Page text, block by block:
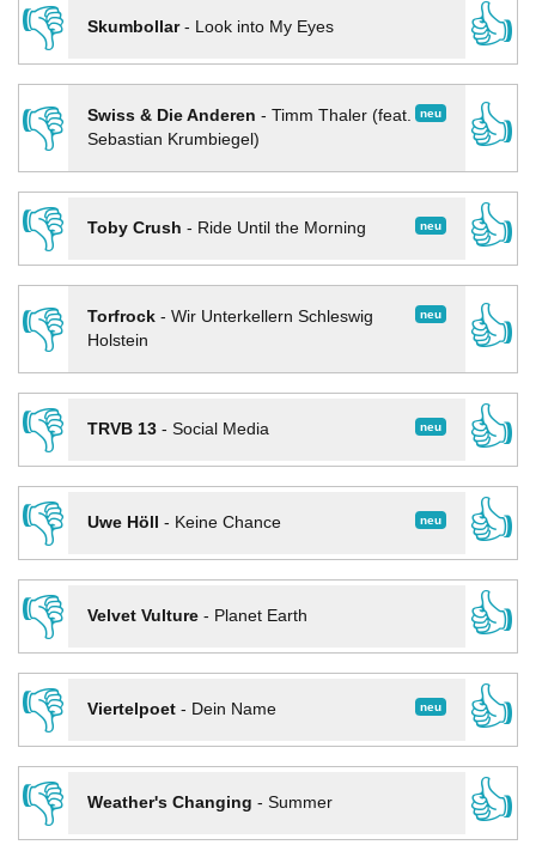
👎
Skumbollar- Look into My Eyes
👍
👎
neu
Swiss & Die Anderen - Timm Thaler (feat.
Sebastian Krumbiegel)
👍
👎
neu
Toby Crush - Ride Until the Morning
👍
👎
neu
Torfrock- Wir Unterkellern Schleswig
Holstein
👍
👎
neu
TRVB 13- Social Media
👍
👎
neu
Uwe Höll - Keine Chance
👍
👎
Velvet Vulture- Planet Earth
👍
👎
neu
Viertelpoet- Dein Name
👍
👎
Weather's Changing - Summer
👍